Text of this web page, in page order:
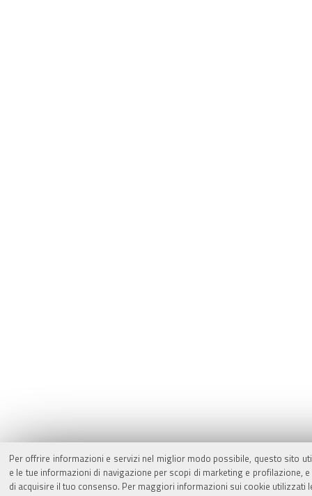
Per offrire informazioni e servizi nel miglior modo possibile, questo sito
e le tue informazioni di navigazione per scopi di marketing e
di acquisire il tuo consenso. Per maggiori informazioni sui cookie utilizzati